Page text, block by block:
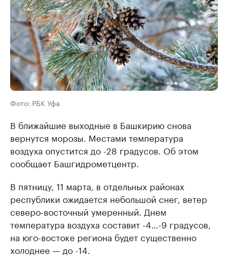
Фото: РБК Уфа
В ближайшие выходные в Башкирию снова
вернутся морозы. Местами температура
воздуха опустится до -28 градусов. Об этом
сообщает Башгидрометцентр.
В пятницу, 11 марта, в отдельных районах
республики ожидается небольшой снег, ветер
северо-восточный умеренный. Днем
температура воздуха составит -4…-9 градусов,
на юго-востоке региона будет существенно
холоднее — до -14.